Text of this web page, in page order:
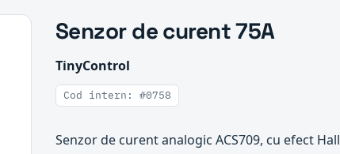
Senzor de curent 75A
TinyControl
Cod intern: #0758
Senzor de curent analogic ACS709, cu efect Hall